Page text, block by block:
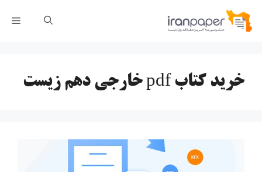
پرش
خرید کتاب pdf خارجی دهم زیست